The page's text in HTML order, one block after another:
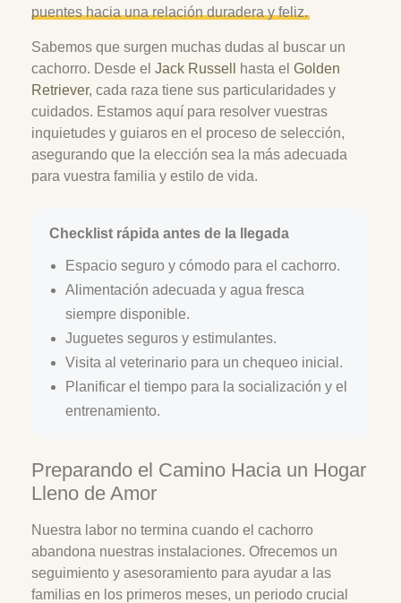
puentes hacia una relación duradera y feliz.
Sabemos que surgen muchas dudas al buscar un
cachorro. Desde el Jack Russell hasta el Golden
Retriever, cada raza tiene sus particularidades y
cuidados. Estamos aquí para resolver vuestras
inquietudes y guiaros en el proceso de selección,
asegurando que la elección sea la más adecuada
para vuestra familia y estilo de vida.
Checklist rápida antes de la llegada
Espacio seguro y cómodo para el cachorro.
Alimentación adecuada y agua fresca
siempre disponible.
Juguetes seguros y estimulantes.
Visita al veterinario para un chequeo inicial.
Planificar el tiempo para la socialización y el
entrenamiento.
Preparando el Camino Hacia un Hogar
Lleno de Amor
Nuestra labor no termina cuando el cachorro
abandona nuestras instalaciones. Ofrecemos un
seguimiento y asesoramiento para ayudar a las
familias en los primeros meses, un periodo crucial